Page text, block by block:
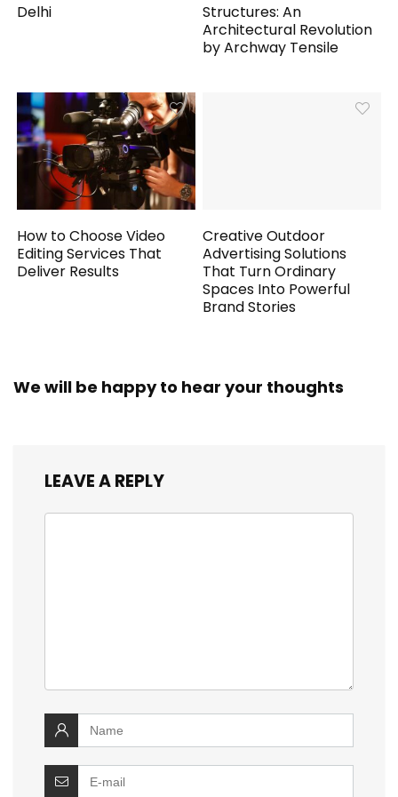
Delhi
Structures: An
Architectural Revolution
by Archway Tensile
How to Choose Video
Editing Services That
Deliver Results
Creative Outdoor
Advertising Solutions
That Turn Ordinary
Spaces Into Powerful
Brand Stories
We will be happy to hear your thoughts
LEAVE A REPLY